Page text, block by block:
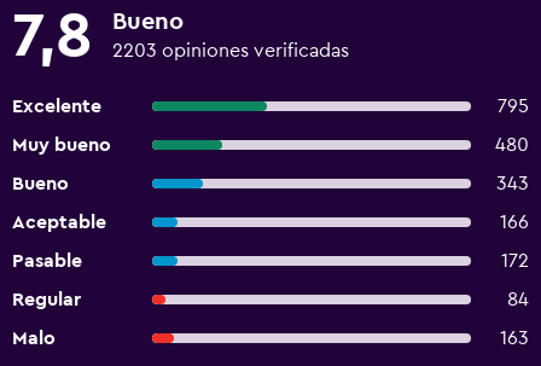
7,8 Bueno
2203 opiniones verificadas
Excelente
795
Muy bueno
480
Bueno
343
Aceptable
166
Pasable
172
Regular
84
Malo
163